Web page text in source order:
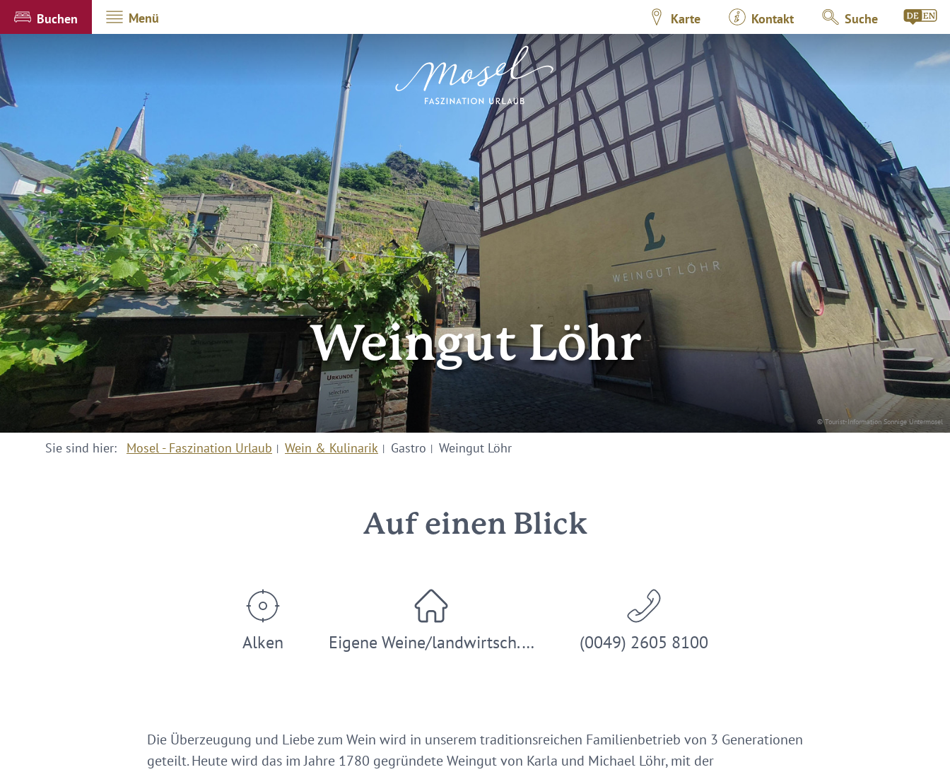
Buchen Menü Karte Kontakt Suche
© Tourist-Information Sonnige Untermosel
Weingut Löhr
Sie sind hier: Mosel - Faszination Urlaub Wein & Kulinarik Gastro Weingut Löhr
Auf einen Blick
Alken Eigene Weine/landwirtsch.… (0049) 2605 8100
Die Überzeugung und Liebe zum Wein wird in unserem traditionsreichen Familienbetrieb von 3 Generationen
geteilt. Heute wird das im Jahre 1780 gegründete Weingut von Karla und Michael Löhr, mit der